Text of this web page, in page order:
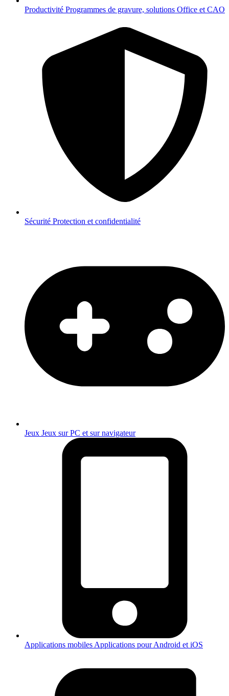
Productivité Programmes de gravure, solutions Office et CAO
Sécurité Protection et confidentialité
Jeux Jeux sur PC et sur navigateur
Applications mobiles Applications pour Android et iOS